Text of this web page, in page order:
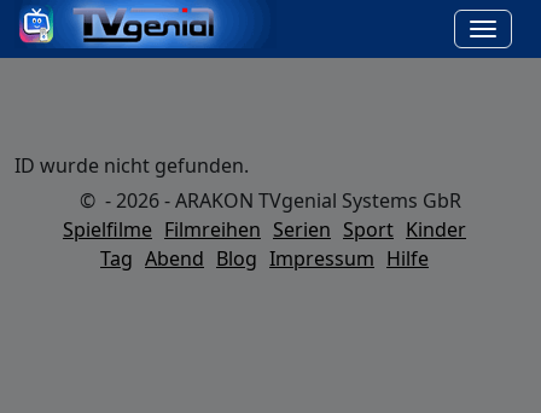
ID wurde nicht gefunden.
© - 2026 - ARAKON TVgenial Systems GbR
Spielfilme Filmreihen Serien Sport Kinder
Tag Abend Blog Impressum Hilfe